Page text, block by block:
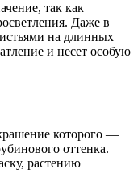
так как
Даже в
на длинных
и несет особую
которого —
оттенка.
растению